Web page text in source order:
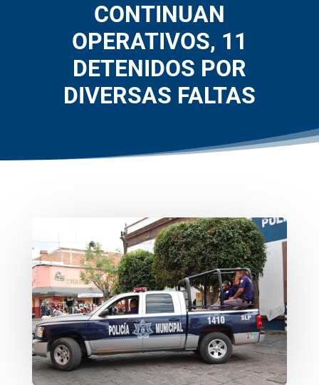
CONTINUAN
OPERATIVOS, 11
DETENIDOS POR
DIVERSAS FALTAS